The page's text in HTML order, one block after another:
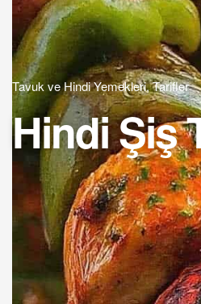
Tavuk ve Hindi Yemekleri,Tarifler
Hindi Şiş